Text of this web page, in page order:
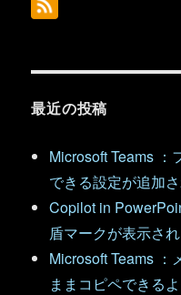
最近の投稿
Microsoft Teams ：
できる設定が追加
Copilot in
盾マークが表示さ
Microsoft Teams ：
ままコピペできる